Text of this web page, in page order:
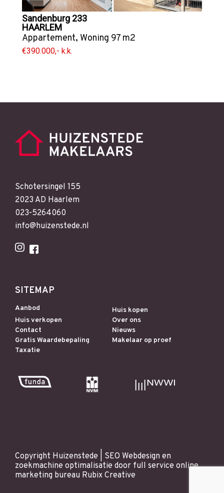
Sandenburg 233
HAARLEM
Appartement, Woning 97 m2
€390.000,- k.k.
Schotersingel 155
2023 AD Haarlem
023-5264060
info@huizenstede.nl
SITEMAP
Aanbod
Huis kopen
Huis verkopen
Over ons
Contact
Nieuws
Gratis Waardebepaling
Makelaar op proef
Taxatie
Copyright Huizenstede | SEO Webdesign en
zoekmachine optimalisatie door full service online
marketing bureau Rubix Creative